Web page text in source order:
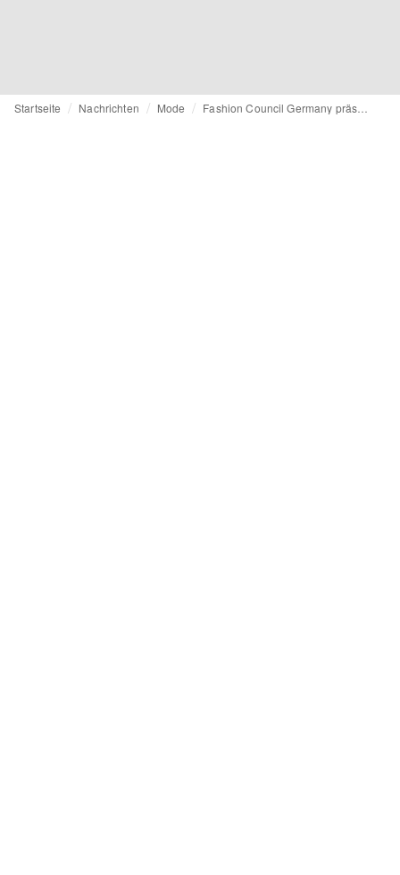
Startseite Nachrichten Mode